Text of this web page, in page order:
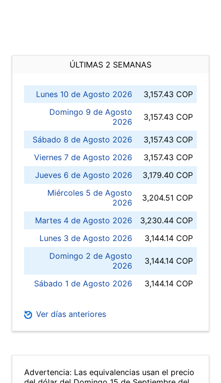
ÚLTIMAS 2 SEMANAS
Lunes 10 de Agosto 2026
3,157.43 COP
Domingo 9 de Agosto
2026
3,157.43 COP
Sábado 8 de Agosto 2026
3,157.43 COP
Viernes 7 de Agosto 2026
3,157.43 COP
Jueves 6 de Agosto 2026
3,179.40 COP
Miércoles 5 de Agosto
2026
3,204.51 COP
Martes 4 de Agosto 2026
3,230.44 COP
Lunes 3 de Agosto 2026
3,144.14 COP
Domingo 2 de Agosto
2026
3,144.14 COP
Sábado 1 de Agosto 2026 3,144.14 COP
Ver días anteriores
Advertencia: Las equivalencias usan el precio